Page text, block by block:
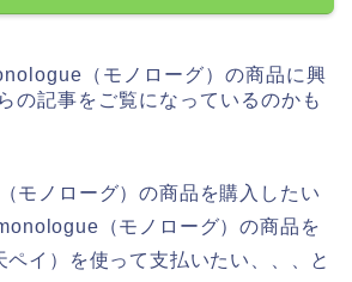
（モノローグ）の商品に興
の記事をご覧になっているのかも
モノローグ）の商品を購入したい
（モノローグ）の商品を
イ）を使って支払いたい、、、と